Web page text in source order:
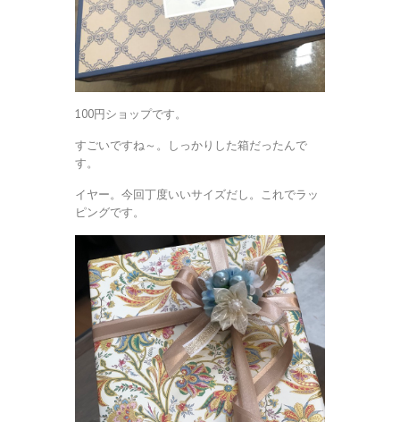
100円ショップです。
すごいですね～。しっかりした箱だったんで
す。
イヤー。今回丁度いいサイズだし。これでラッ
ピングです。